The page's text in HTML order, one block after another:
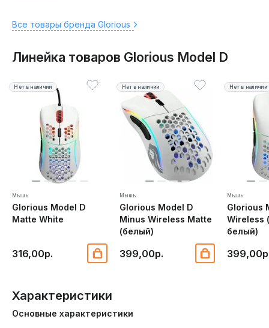
Все товары бренда Glorious
Линейка товаров Glorious Model D
Нет в наличии
Мышь
Glorious Model D
Matte White
316,00р.
Нет в наличии
Мышь
Glorious Model D
Minus Wireless Matte
(белый)
399,00р.
Нет в наличии
Мышь
Glorious
Wireless
белый)
Характеристики
Основные характеристики